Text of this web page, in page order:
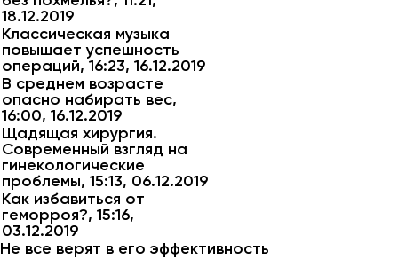
18.12.2019
Классическая музыка
повышает успешность
операций, 16:23, 16.12.2019
В среднем возрасте
опасно набирать вес,
16:00, 16.12.2019
Щадящая хирургия.
Современный взгляд на
гинекологические
проблемы, 15:13, 06.12.2019
Как избавиться от
геморроя?, 15:16,
03.12.2019
Не все верят в его эффективность